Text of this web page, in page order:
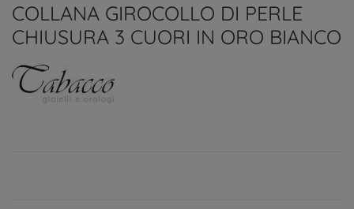
COLLANA GIROCOLLO DI PERLE
CHIUSURA 3 CUORI IN ORO BIANCO